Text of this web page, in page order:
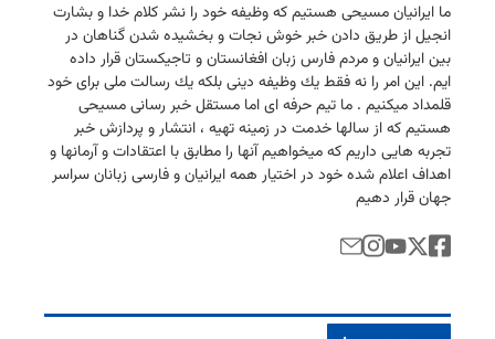
ما ایرانیان مسیحی هستیم كه وظیفه خود را نشر كلام خدا و بشارت
انجیل از طریق دادن خبر خوش نجات و بخشیده شدن گناهان در
بین ایرانیان و مردم فارس زبان افغانستان و تاجیكستان قرار داده
ایم. این امر را نه فقط یك وظیفه دینی بلكه یك رسالت ملی برای خود
قلمداد میكنیم . ما تیم حرفه ای اما مستقل خبر رسانی مسیحی
هستیم كه از سالها خدمت در زمینه تهیه ، انتشار و پردازش خبر
تجربه هایی داریم كه میخواهیم آنها را مطابق با اعتقادات و آرمانها و
اهداف اعلام شده خود در اختیار همه ایرانیان و فارسی زبانان سراسر
جهان قرار دهیم